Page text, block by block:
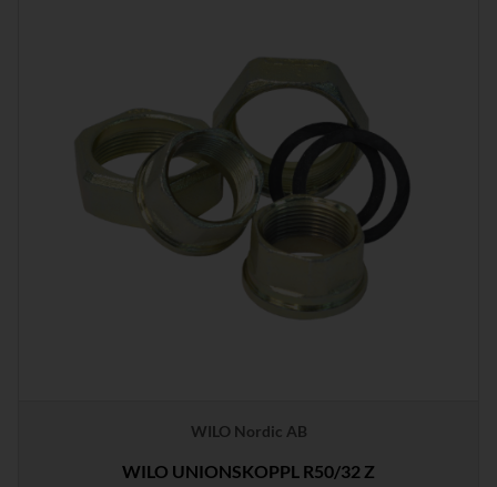
WILO Nordic AB
WILO UNIONSKOPPL R50/32 Z